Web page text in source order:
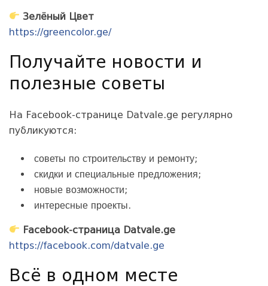
Зелёный Цвет
https://greencolor.ge/
Получайте новости и
полезные советы
На Facebook-странице Datvale.ge регулярно
публикуются:
советы по строительству и ремонту;
скидки и специальные предложения;
новые возможности;
интересные проекты.
Facebook-страница Datvale.ge
https://facebook.com/datvale.ge
Всё в одном месте